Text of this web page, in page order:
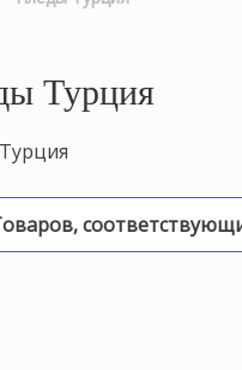
Турция